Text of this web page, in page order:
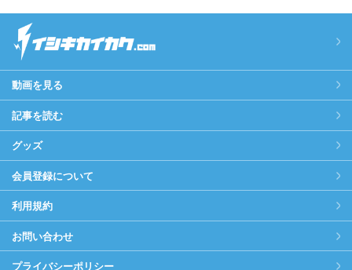
動画を見る
記事を読む
グッズ
会員登録について
利用規約
お問い合わせ
プライバシーポリシー